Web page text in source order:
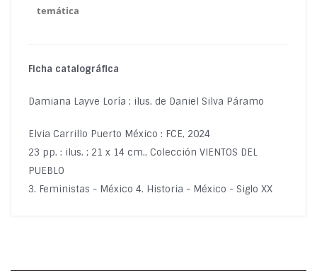
temática
Ficha catalográfica
Damiana Layve Loría ; ilus. de Daniel Silva Páramo
Elvia Carrillo Puerto México : FCE, 2024
23 pp. : ilus. ; 21 x 14 cm., Colección VIENTOS DEL
PUEBLO
3. Feministas - México 4. Historia - México - Siglo XX